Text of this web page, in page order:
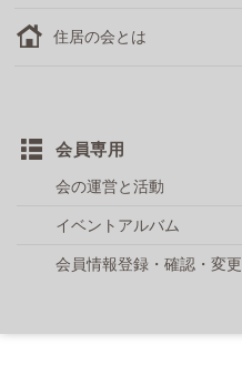
住居の会とは
会員専用
会の運営と活動
イベントアルバム
会員情報登録・確認・変更